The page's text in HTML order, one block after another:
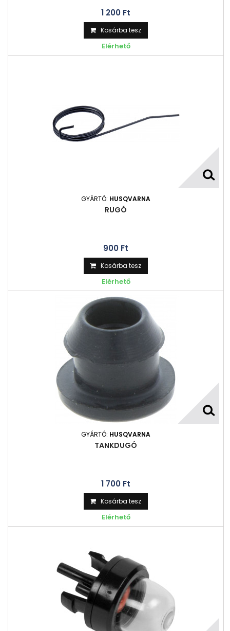
1 200 Ft‎
Kosárba tesz
Elérhető
GYÁRTÓ: HUSQVARNA
RUGÓ
900 Ft‎
Kosárba tesz
Elérhető
GYÁRTÓ: HUSQVARNA
TANKDUGÓ
1 700 Ft‎
Kosárba tesz
Elérhető